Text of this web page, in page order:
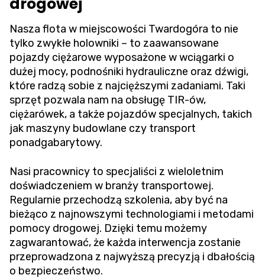
Nasza flota w miejscowości Twardogóra to nie
tylko zwykłe holowniki – to zaawansowane
pojazdy ciężarowe wyposażone w wciągarki o
dużej mocy, podnośniki hydrauliczne oraz dźwigi,
które radzą sobie z najcięższymi zadaniami. Taki
sprzęt pozwala nam na obsługę TIR-ów,
ciężarówek, a także pojazdów specjalnych, takich
jak maszyny budowlane czy transport
ponadgabarytowy.
Nasi pracownicy to specjaliści z wieloletnim
doświadczeniem w branży transportowej.
Regularnie przechodzą szkolenia, aby być na
bieżąco z najnowszymi technologiami i metodami
pomocy drogowej. Dzięki temu możemy
zagwarantować, że każda interwencja zostanie
przeprowadzona z najwyższą precyzją i dbałością
o bezpieczeństwo.